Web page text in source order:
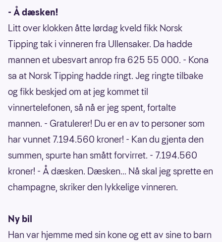
- Å dæsken!
Litt over klokken åtte lørdag kveld fikk Norsk
Tipping tak i vinneren fra Ullensaker. Da hadde
mannen et ubesvart anrop fra 625 55 000. - Kona
sa at Norsk Tipping hadde ringt. Jeg ringte tilbake
og fikk beskjed om at jeg kommet til
vinnertelefonen, så nå er jeg spent, fortalte
mannen. - Gratulerer! Du er en av to personer som
har vunnet 7.194.560 kroner! - Kan du gjenta den
summen, spurte han smått forvirret. - 7.194.560
kroner! - Å dæsken. Dæsken... Nå skal jeg sprette en
champagne, skriker den lykkelige vinneren.
Ny bil
Han var hjemme med sin kone og ett av sine to barn